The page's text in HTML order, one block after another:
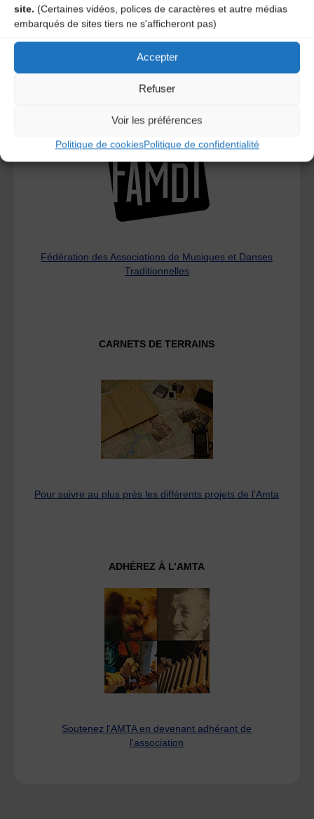
site. (Certaines vidéos, polices de caractères et autre médias
embarqués de sites tiers ne s'afficheront pas)
Accepter
Refuser
Voir les préférences
Politique de cookiesPolitique de confidentialité
Le distributeur des musiques Trad'
L’AMTA EST MEMBRE DE LA
Fédération des Associations de Musiques et Danses
Traditionnelles
CARNETS DE TERRAINS
Pour suivre au plus près les différents projets de l’Amta
ADHÉREZ À L’AMTA
Soutenez l'AMTA en devenant adhérant de
l'association